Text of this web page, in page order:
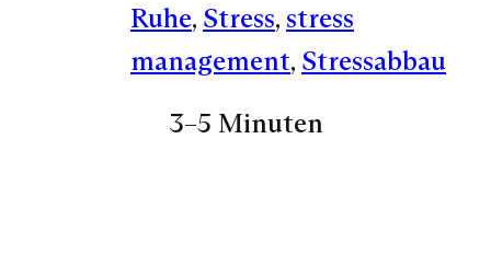
Ruhe, Stress, stress
management, Stressabbau
3–5 Minuten